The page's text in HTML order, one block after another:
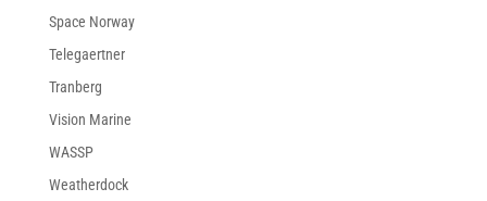
Space Norway
Telegaertner
Tranberg
Vision Marine
WASSP
Weatherdock